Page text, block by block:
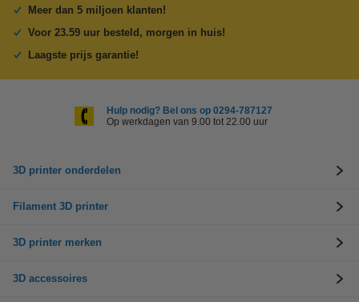
Meer dan 5 miljoen klanten!
Voor 23.59 uur besteld, morgen in huis!
Laagste prijs garantie!
Hulp nodig? Bel ons op 0294-787127
Op werkdagen van 9.00 tot 22.00 uur
3D printer onderdelen
Filament 3D printer
3D printer merken
3D accessoires